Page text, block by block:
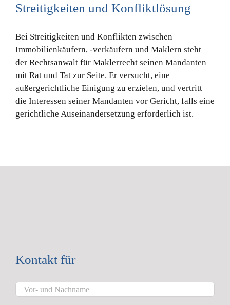
Streitigkeiten und Konfliktlösung
Bei Streitigkeiten und Konflikten zwischen
Immobilienkäufern, -verkäufern und Maklern steht
der Rechtsanwalt für Maklerrecht seinen Mandanten
mit Rat und Tat zur Seite. Er versucht, eine
außergerichtliche Einigung zu erzielen, und vertritt
die Interessen seiner Mandanten vor Gericht, falls eine
gerichtliche Auseinandersetzung erforderlich ist.
Kontakt für